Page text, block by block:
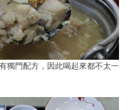
獨門配方，因此喝起來都不太一